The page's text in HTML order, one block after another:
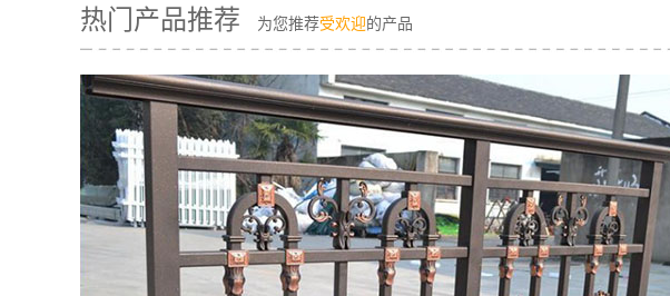
热门产品推荐 为您推荐受欢迎的产品